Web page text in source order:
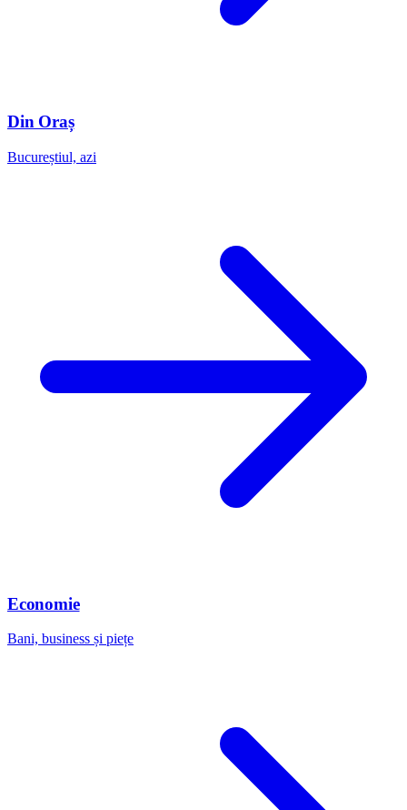
Din Oraș
Bucureștiul, azi
Economie
Bani, business și piețe